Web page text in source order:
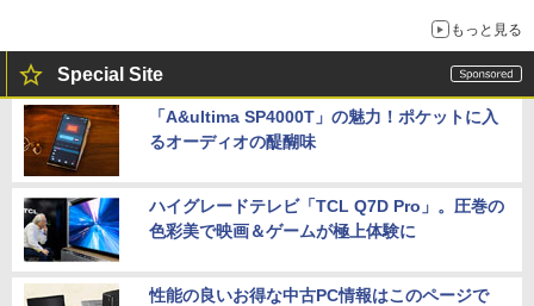
もっと見る
Special Site
「A&ultima SP4000T」の魅力！ポケットに入
るオーディオの醍醐味
ハイグレードテレビ「TCL Q7D Pro」。圧巻の
色彩美で映画＆ゲームが極上体験に
性能の良いお得な中古PC情報はこのページで